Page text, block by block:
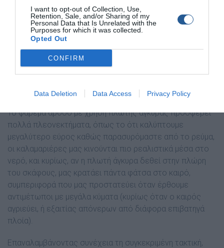
I want to opt-out of Collection, Use,
Retention, Sale, and/or Sharing of my
Personal Data that Is Unrelated with the
Purposes for which it was collected.
Opted Out
CONFIRM
Data Deletion Data Access Privacy Policy
σηµαδεύουµε στο GPS το «καυτό σηµείο» όπου
επιτίθενται τα καλαµάρια, και προσπαθούµε να
κινούµαστε συνεχώς γύρω από αυτό. Ένας τρόπος για να
το πετύχουµε (ο οποίος αποτελεί και προσωπική µου
επιλογή) είναι να κατευθυνθούµε πάνω στο στίγµα, και
στη συνέχεια, ρίχνοντας πλωτή άγκυρα, να ψαρεύουµε
από τον τόπο.
Το ψάρεµα αρόδο µε χρήση πλωτής άγκυρας προσφέρει
πολλά πλεονεκτήµατα, όπως το ότι καλύπτουµε
µεγαλύτερο εύρος καθώς παρασυρόµαστε από το ρεύµα,
οι καλαµαριέρες µας κινούνται πιο ρεαλιστικά µέσα στο
νερό, και κυρίως, αν η πλωτή άγκυρα δεθεί στην πλώρη
του σκάφους, µας κρατάει πάντα φάτσα στο καιρό,
συµπεριφορά που µας προστατεύει όταν έρθουµε
αντιµέτωποι µε µεγάλα κύµατα (κυρίως όταν ο καιρός
αγριεύει, ή εξαιτίας απόνερων από διάφορα επιβατηγά
πλοία).
Επαναλαµβάνοντας συνέχεια τη συγκεκριµένη τακτική,